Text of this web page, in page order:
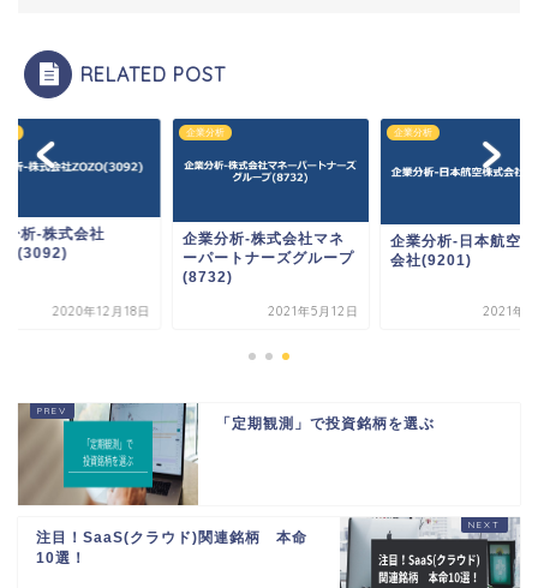
RELATED POST
企業分析-株式会社マネ
ーパートナーズグループ
2021年5月12日
企業分析-日本航空株式
会社(9201)
企業分
「定期観測」で投資銘柄を選ぶ
注目！SaaS(クラウド)関連銘柄 本命
10選！